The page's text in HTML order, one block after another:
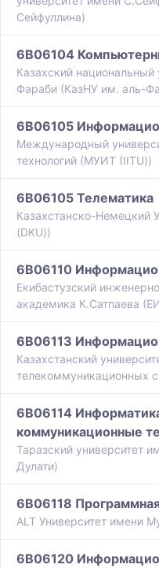
Сейфуллина)
6B06104
Казахский
Фараби (КазНУ им. аль-
6B06105
Международный
технологий (МУИТ (IITU))
6B06105 Телематика
Казахстанско-Немецкий
(DKU))
6B06110
Екибастузский
академика К.Сатпаева
6B06113
Казахстанский
телекоммуникационных
6B06114
коммуникационные
Таразский университет
Дулати)
6B06118
ALT Университет имени
6B06120